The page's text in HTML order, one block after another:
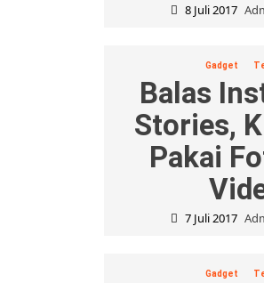
8 Juli 2017
Gadget
Balas
Stories,
Pakai
7 Juli 2017
Gadget